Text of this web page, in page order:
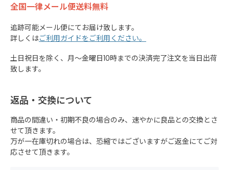
全国一律メール便送料無料
追跡可能メール便にてお届け致します。
詳しくはご利用ガイドをご利用ください。
土日祝日を除く、月～金曜日10時までの決済完了注文を当日出荷
致します。
返品・交換について
商品の間違い・初期不良の場合のみ、速やかに良品との交換とさ
せて頂きます。
万が一在庫切れの場合は、恐縮ではございますがご返金にてご対
応させて頂きます。